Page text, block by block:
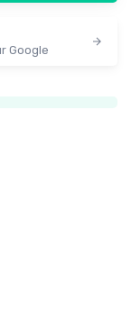
Google